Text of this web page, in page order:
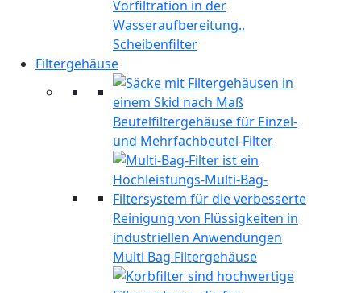
Scheibenfilter
Filtergehäuse
Beutelfiltergehäuse für Einzel-
und Mehrfachbeutel-Filter
Multi Bag Filtergehäuse